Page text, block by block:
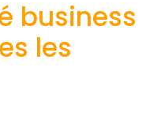
business
les